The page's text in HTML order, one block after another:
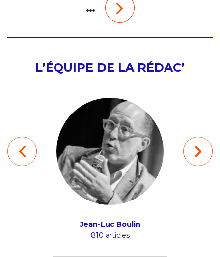
…
L’ÉQUIPE DE LA RÉDAC’
Jean-Luc Boulin
810 articles